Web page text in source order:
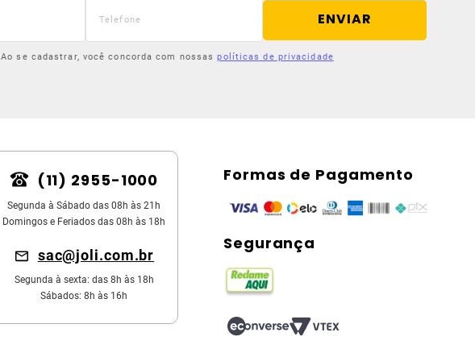
ENVIAR
Ao se cadastrar, você concorda com nossas políticas de privacidade
(11) 2955-1000
Segunda à Sábado das 08h às 21h
Domingos e Feriados das 08h às 18h
sac@joli.com.br
Segunda à sexta: das 8h às 18h
Sábados: 8h às 16h
Formas de Pagamento
Segurança